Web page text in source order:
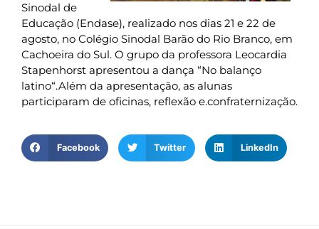
Sinodal de
Educação (Endase), realizado nos dias 21 e 22 de
agosto, no Colégio Sinodal Barão do Rio Branco, em
Cachoeira do Sul. O grupo da professora Leocardia
Stapenhorst apresentou a dança “No balanço
latino“.Além da apresentação, as alunas
participaram de oficinas, reflexão e.confraternização.
Facebook Twitter LinkedIn